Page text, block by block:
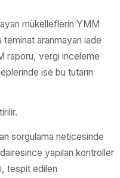
mükelleflerin YMM
aranmayan iade
raporu, vergi inceleme
ise bu tutarın
sorgulama neticesinde
yapılan kontroller
tespit edilen